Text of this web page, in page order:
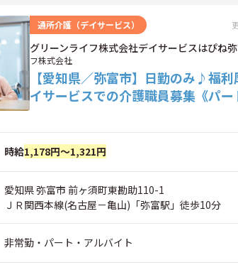
通所介護（デイサービス）
グリーンライフ株式会社デイサービスはぴね
フ株式会社
【愛知県／弥富市】日勤のみ♪福
イサービスでの介護職員募集《パー
時給1,178円～1,321円
愛知県 弥富市 前ヶ須町東勘助110-1
ＪＲ関西本線(名古屋－亀山)「弥富駅」徒歩10分
非常勤・パート・アルバイト